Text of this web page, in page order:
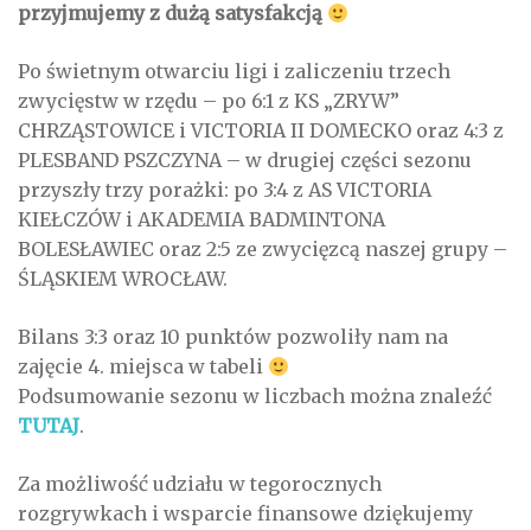
przyjmujemy z dużą satysfakcją
Po świetnym otwarciu ligi i zaliczeniu trzech
zwycięstw w rzędu – po 6:1 z KS „ZRYW”
CHRZĄSTOWICE i VICTORIA II DOMECKO oraz 4:3 z
PLESBAND PSZCZYNA – w drugiej części sezonu
przyszły trzy porażki: po 3:4 z AS VICTORIA
KIEŁCZÓW i AKADEMIA BADMINTONA
BOLESŁAWIEC oraz 2:5 ze zwycięzcą naszej grupy –
ŚLĄSKIEM WROCŁAW.
Bilans 3:3 oraz 10 punktów pozwoliły nam na
zajęcie 4. miejsca w tabeli
Podsumowanie sezonu w liczbach można znaleźć
TUTAJ.
Za możliwość udziału w tegorocznych
rozgrywkach i wsparcie finansowe dziękujemy